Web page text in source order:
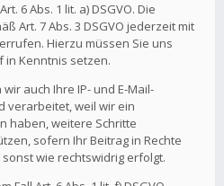
6 Abs. 1 lit. a) DSGVO. Die
Art. 7 Abs. 3 DSGVO jederzeit mit
Hierzu müssen Sie uns
in Kenntnis setzen.
auch Ihre IP- und E-Mail-
verarbeitet, weil wir ein
haben, weitere Schritte
sofern Ihr Beitrag in Rechte
wie rechtswidrig erfolgt.